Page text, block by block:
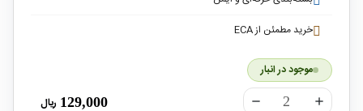
خرید مطمئن از ECA
موجود در انبار
remove add
129,000 ریال